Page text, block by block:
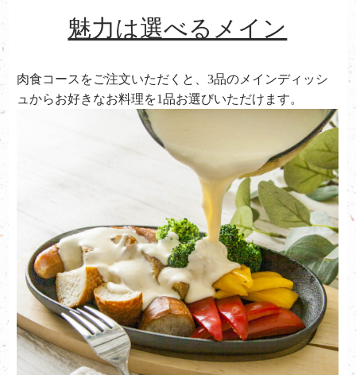
魅力は選べるメイン
肉食コースをご注文いただくと、3品のメインディッシ
ュからお好きなお料理を1品お選びいただけます。